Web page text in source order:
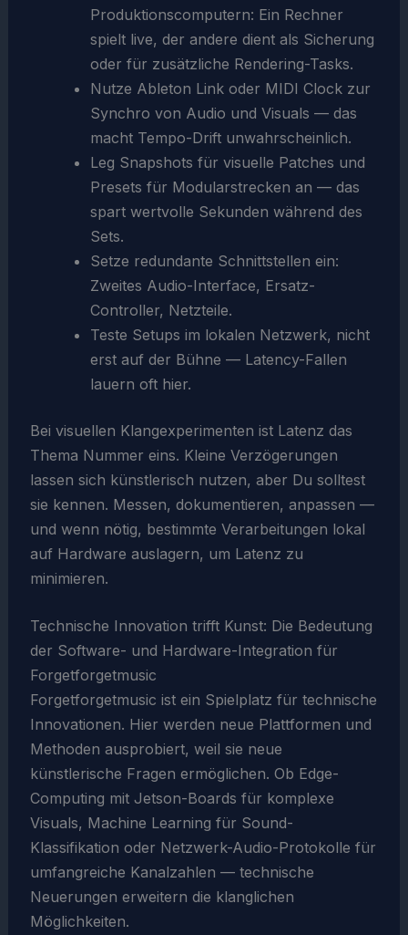
Produktionscomputern: Ein Rechner
spielt live, der andere dient als Sicherung
oder für zusätzliche Rendering-Tasks.
Nutze Ableton Link oder MIDI Clock zur
Synchro von Audio und Visuals — das
macht Tempo-Drift unwahrscheinlich.
Leg Snapshots für visuelle Patches und
Presets für Modularstrecken an — das
spart wertvolle Sekunden während des
Sets.
Setze redundante Schnittstellen ein:
Zweites Audio-Interface, Ersatz-
Controller, Netzteile.
Teste Setups im lokalen Netzwerk, nicht
erst auf der Bühne — Latency-Fallen
lauern oft hier.
Bei visuellen Klangexperimenten ist Latenz das
Thema Nummer eins. Kleine Verzögerungen
lassen sich künstlerisch nutzen, aber Du solltest
sie kennen. Messen, dokumentieren, anpassen —
und wenn nötig, bestimmte Verarbeitungen lokal
auf Hardware auslagern, um Latenz zu
minimieren.
Technische Innovation trifft Kunst: Die Bedeutung
der Software- und Hardware-Integration für
Forgetforgetmusic
Forgetforgetmusic ist ein Spielplatz für technische
Innovationen. Hier werden neue Plattformen und
Methoden ausprobiert, weil sie neue
künstlerische Fragen ermöglichen. Ob Edge-
Computing mit Jetson-Boards für komplexe
Visuals, Machine Learning für Sound-
Klassifikation oder Netzwerk-Audio-Protokolle für
umfangreiche Kanalzahlen — technische
Neuerungen erweitern die klanglichen
Möglichkeiten.